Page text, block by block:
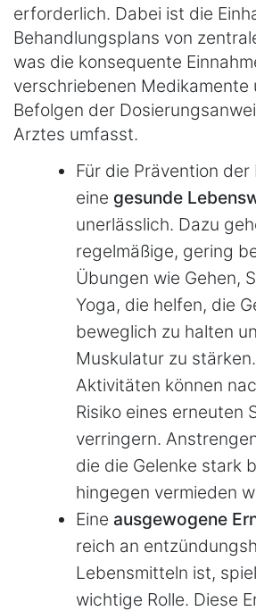
erforderlich. Dabei ist die
Behandlungsplans von
was die konsequente
verschriebenen Medikamente
Befolgen der
Arztes umfasst.
Für die Prävention
eine gesunde
unerlässlich. Dazu
regelmäßige, gering
Übungen wie Gehen,
Yoga, die helfen, die
beweglich zu halten
Muskulatur zu
Aktivitäten können
Risiko eines erneuten
verringern.
die die Gelenke stark
hingegen vermieden
Eine ausgewogene
reich an
Lebensmitteln ist,
wichtige Rolle. Diese